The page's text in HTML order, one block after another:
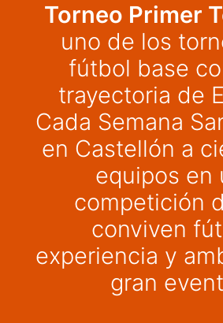
Torneo Primer
uno de los
fútbol base
trayectoria de
Cada Semana
en Castellón a
equipos en
competición
conviven
experiencia y
gran